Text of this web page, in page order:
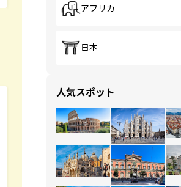
アフリカ
日本
人気スポット